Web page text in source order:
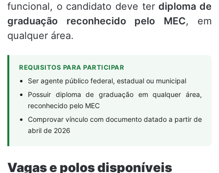
funcional, o candidato deve ter diploma de
graduação reconhecido pelo MEC, em
qualquer área.
REQUISITOS PARA PARTICIPAR
Ser agente público federal, estadual ou municipal
Possuir diploma de graduação em qualquer área,
reconhecido pelo MEC
Comprovar vínculo com documento datado a partir de
abril de 2026
Vagas e polos disponíveis